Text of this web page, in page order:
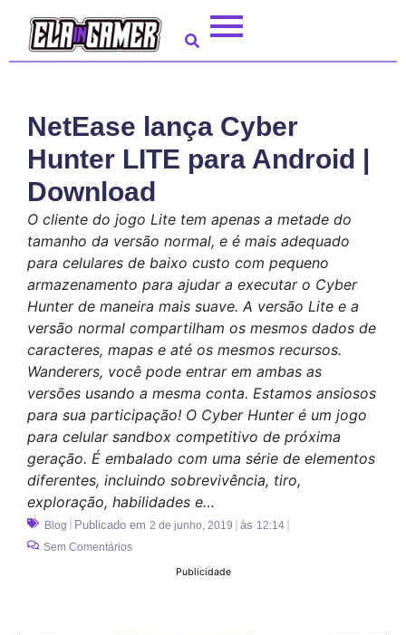
NetEase lança Cyber
Hunter LITE para Android |
Download
O cliente do jogo Lite tem apenas a metade do
tamanho da versão normal, e é mais adequado
para celulares de baixo custo com pequeno
armazenamento para ajudar a executar o Cyber ​​
Hunter de maneira mais suave. A versão Lite e a
versão normal compartilham os mesmos dados de
caracteres, mapas e até os mesmos recursos.
Wanderers, você pode entrar em ambas as
versões usando a mesma conta. Estamos ansiosos
para sua participação! O Cyber ​​Hunter é um jogo
para celular sandbox competitivo de próxima
geração. É embalado com uma série de elementos
diferentes, incluindo sobrevivência, tiro,
exploração, habilidades e…
Blog Publicado em 2 de junho, 2019 às 12:14
Sem Comentários
Publicidade